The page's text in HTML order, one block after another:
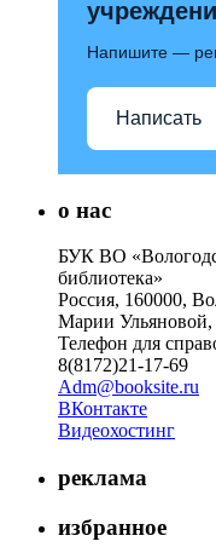
Напишите —
Написать
о нас
БУК ВО
библиотека»
Россия, 160000,
Марии Ульяновой,
Телефон для
8(8172)21-17-69
Adm@booksite.ru
ВКонтакте
Видеохостинг
реклама
избранное